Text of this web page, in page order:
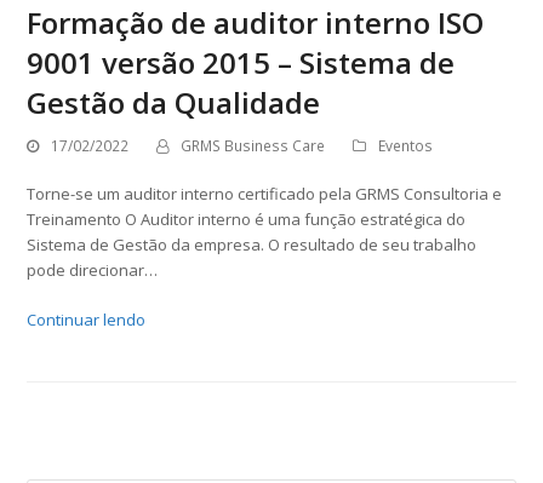
Formação de auditor interno ISO
9001 versão 2015 – Sistema de
Gestão da Qualidade
17/02/2022 GRMS Business Care Eventos
Torne-se um auditor interno certificado pela GRMS Consultoria e
Treinamento O Auditor interno é uma função estratégica do
Sistema de Gestão da empresa. O resultado de seu trabalho
pode direcionar…
Continuar lendo